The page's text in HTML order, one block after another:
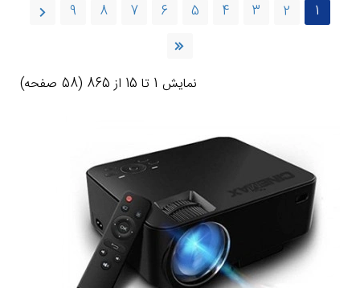
1
2
3
4
5
6
7
8
9
نمايش 1 تا 15 از 865 (58 صفحه)